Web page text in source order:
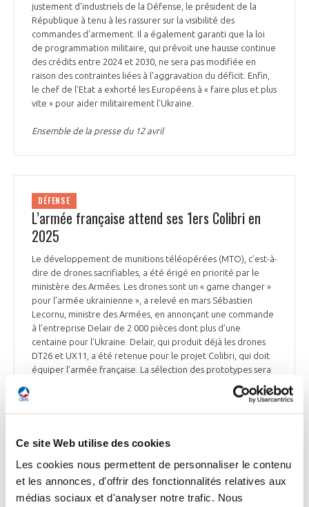
Ce site Web utilise des cookies
Les cookies nous permettent de personnaliser le contenu
et les annonces, d'offrir des fonctionnalités relatives aux
médias sociaux et d'analyser notre trafic. Nous
justement d’industriels de la Défense, le président de la
République à tenu à les rassurer sur la visibilité des
commandes d'armement. Il a également garanti que la loi
de programmation militaire, qui prévoit une hausse continue
des crédits entre 2024 et 2030, ne sera pas modifiée en
raison des contraintes liées à l'aggravation du déficit. Enfin,
le chef de l'Etat a exhorté les Européens à « faire plus et plus
vite » pour aider militairement l'Ukraine.
Ensemble de la presse du 12 avril
DÉFENSE
L’armée française attend ses 1ers Colibri en
2025
Le développement de munitions téléopérées (MTO), c’est-à-
dire de drones sacrifiables, a été érigé en priorité par le
ministère des Armées. Les drones sont un « game changer »
pour l’armée ukrainienne », a relevé en mars Sébastien
Lecornu, ministre des Armées, en annonçant une commande
à l’entreprise Delair de 2 000 pièces dont plus d’une
centaine pour l’Ukraine. Delair, qui produit déjà les drones
DT26 et UX11, a été retenue pour le projet Colibri, qui doit
équiper l’armée française. La sélection des prototypes sera
effectuée « cet été », a récemment déclaré le chef d’état-
major de l’armée de terre, le général Schill, pour « une
évolueront dans un rayon d’action de 5 km et auront une
précision métrique une cible de type véhicule blindé léger. 2
types de projets Colibri sont encore en lice, l’un à voilure
fixe, permettra d’évoluer en milieu ouvert, l’autre, à